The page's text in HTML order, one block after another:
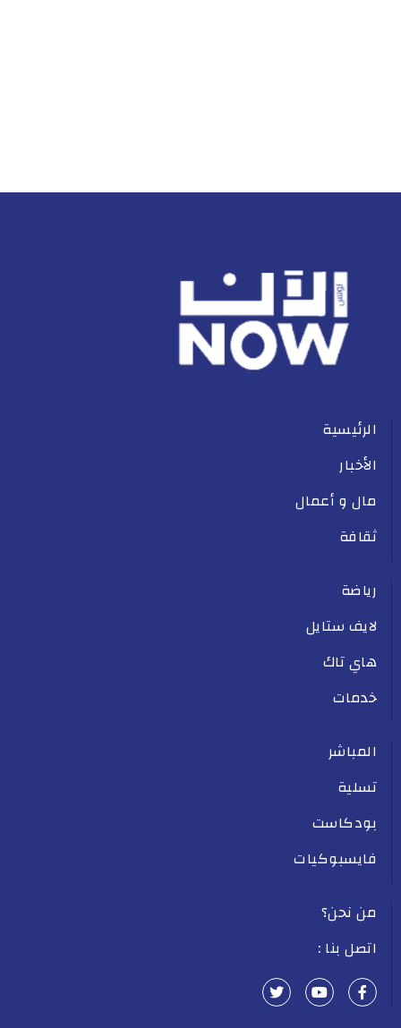
الرئيسية
الأخبار
مال و أعمال
ثقافة
رياضة
لايف ستايل
هاي تاك
خدمات
المباشر
تسلية
بودكاست
فايسبوكيات
من نحن؟
اتصل بنا :